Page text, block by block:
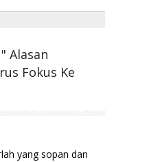
Alasan
Fokus Ke
yang sopan dan